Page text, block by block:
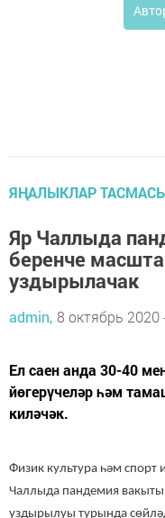
ЯҢАЛЫКЛАР
Яр Чаллыда
беренче
уздырылачак
admin, 8 октябрь 2020
Ел саен анда 30-40
йөгерүчеләр һәм
киләчәк.
Физик культура һәм
Чаллыда пандемия
уздырылуы турында